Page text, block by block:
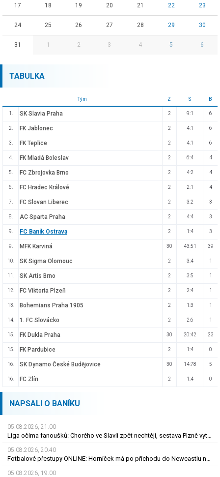
17 18 19 20 21 22 23
24 25 26 27 28 29 30
31 1 2 3 4 5 6
TABULKA
Tým Z S B
1. SK Slavia Praha 2 9:1 6
2. FK Jablonec 2 4:1 6
3. FK Teplice 2 4:1 6
4. FK Mladá Boleslav 2 6:4 4
5. FC Zbrojovka Brno 2 4:2 4
6. FC Hradec Králové 2 2:1 4
7. FC Slovan Liberec 2 3:2 3
8. AC Sparta Praha 2 4:4 3
9. FC Baník Ostrava 2 1:4 3
9. MFK Karviná 30 43:51 39
10. SK Sigma Olomouc 2 3:4 1
11. SK Artis Brno 2 3:5 1
12. FC Viktoria Plzeň 2 2:4 1
13. Bohemians Praha 1905 2 1:3 1
14. 1. FC Slovácko 2 2:6 1
15. FK Dukla Praha 30 20:42 23
15. FK Pardubice 2 1:4 0
16. SK Dynamo České Budějovice 30 14:78 5
16. FC Zlín 2 1:4 0
NAPSALI O BANÍKU
05.08.2026, 21.00
Liga očima fanoušků: Chorého ve Slavii zpět nechtějí, sestava Plzně vytažená z klobouku
05.08.2026, 20.40
Fotbalové přestupy ONLINE: Horníček má po příchodu do Newcastlu nového trenéra
05.08.2026, 19.00